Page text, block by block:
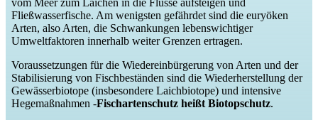
vom Meer zum Laichen in die Flüsse aufsteigen und
Fließwasserfische. Am wenigsten gefährdet sind die euryöken
Arten, also Arten, die Schwankungen lebenswichtiger
Umweltfaktoren innerhalb weiter Grenzen ertragen.
Voraussetzungen für die Wiedereinbürgerung von Arten und der
Stabilisierung von Fischbeständen sind die Wiederherstellung der
Gewässerbiotope (insbesondere Laichbiotope) und intensive
Hegemaßnahmen -Fischartenschutz heißt Biotopschutz.